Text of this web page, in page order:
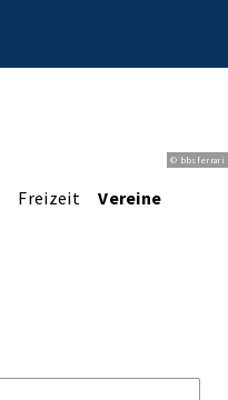
© bbsferrari
Freizeit Vereine